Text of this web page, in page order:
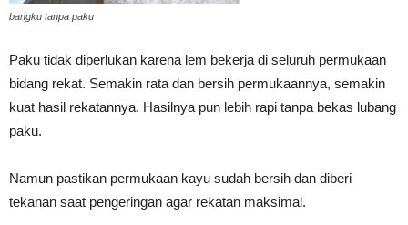
bangku tanpa paku
Paku tidak diperlukan karena lem bekerja di seluruh permukaan
bidang rekat. Semakin rata dan bersih permukaannya, semakin
kuat hasil rekatannya. Hasilnya pun lebih rapi tanpa bekas lubang
paku.
Namun pastikan permukaan kayu sudah bersih dan diberi
tekanan saat pengeringan agar rekatan maksimal.